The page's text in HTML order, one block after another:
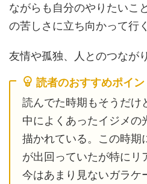
ながらも自分のやりたいこ
の苦しさに立ち向かって行く
友情や孤独、人とのつなが
読者のおすすめポイン
読んでた時期もそうだけ
中によくあったイジメの
描かれている。この時期
が出回っていたが特にリ
今はあまり見ないガラケ